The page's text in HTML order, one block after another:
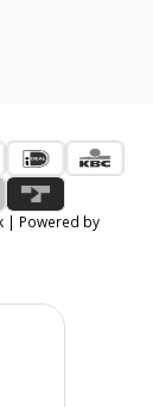
| Powered by